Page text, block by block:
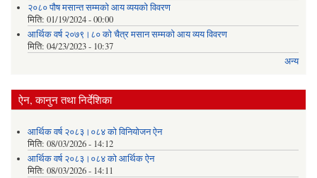
२०८० पौष मसान्त सम्मको आय व्ययको विवरण
मिति: 01/19/2024 - 00:00
आर्थिक वर्ष २०७९।८० को चैत्र मसान सम्मको आय व्यय विवरण
मिति: 04/23/2023 - 10:37
अन्य
ऐन, कानुन तथा निर्देशिका
आर्थिक वर्ष २०८३।०८४ को विनियोजन ऐन
मिति: 08/03/2026 - 14:12
आर्थिक वर्ष २०८३।०८४ को आर्थिक ऐन
मिति: 08/03/2026 - 14:11